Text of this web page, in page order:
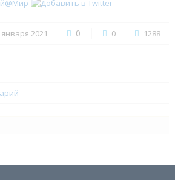
января 2021 0 0 1288